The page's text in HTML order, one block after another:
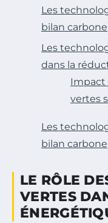
Les
bilan carbone
Les
dans la
Impact
vertes
Les
bilan carbone
LE RÔLE
VERTES